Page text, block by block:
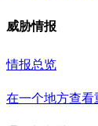
威胁情报
情报总览
在一个地方查